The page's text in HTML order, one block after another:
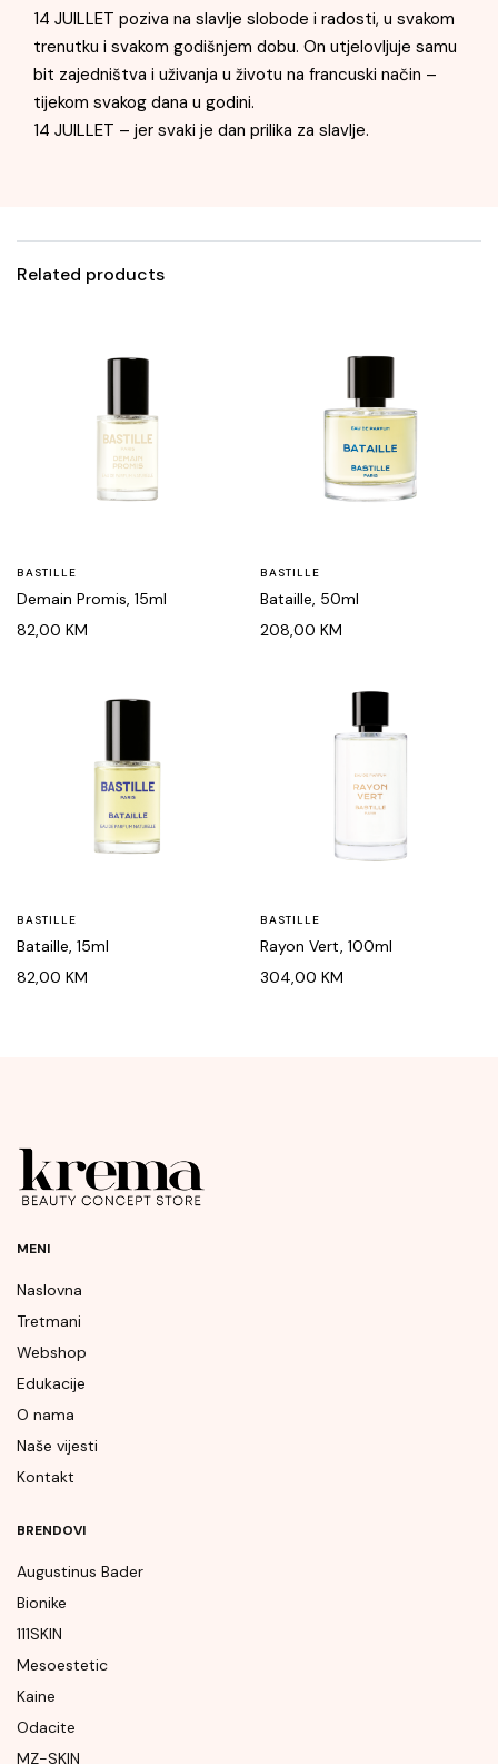
14 JUILLET poziva na slavlje slobode i radosti, u svakom
trenutku i svakom godišnjem dobu. On utjelovljuje samu
bit zajedništva i uživanja u životu na francuski način –
tijekom svakog dana u godini.
14 JUILLET – jer svaki je dan prilika za slavlje.
Related products
BASTILLE
Demain Promis, 15ml
82,00 KM
BASTILLE
Bataille, 50ml
208,00 KM
BASTILLE
Bataille, 15ml
82,00 KM
BASTILLE
Rayon Vert, 100ml
304,00 KM
MENI
Naslovna
Tretmani
Webshop
Edukacije
O nama
Naše vijesti
Kontakt
BRENDOVI
Augustinus Bader
Bionike
111SKIN
Mesoestetic
Kaine
Odacite
MZ-SKIN